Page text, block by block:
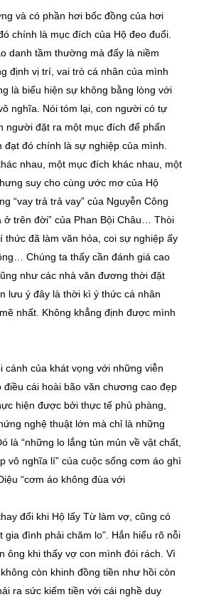
và có phần hơi bốc đồng của hơi
chính là mục đích của Hộ đeo đuổi.
danh tầm thường mà đấy là niềm
định vị trí, vai trò cá nhân của mình
là biểu hiện sự không bằng lòng với
nghĩa. Nói tóm lại, con người có tự
người đặt ra một mục đích để phấn
đó chính là sự nghiệp của mình.
nhau, một mục đích khác nhau, một
suy cho cùng ước mơ của Hộ
“vay trả trả vay” của Nguyễn Công
ở trên đời” của Phan Bội Châu… Thòi
thức đã làm văn hóa, coi sự nghiệp ấy
Chúng ta thấy cần đánh giá cao
như các nhà văn đương thời đặt
lưu ý đây là thời kì ý thức cá nhân
nhất. Không khẳng định được mình
cánh của khát vọng với những viễn
cái hoài bão văn chương cao đẹp
hiện được bởi thực tế phủ phàng,
nghệ thuật lớn mà chỉ là những
là “những lo lắng tủn mủn về vật chất,
vô nghĩa lí” của cuộc sống cơm áo ghì
“cơm áo không đùa với
đổi khi Hộ lấy Từ làm vợ, cũng có
gia đình phải chăm lo”. Hắn hiểu rõ nỗi
ông khi thấy vợ con mình đói rách. Vì
còn khinh đồng tiền như hồi còn
ra sức kiếm tiền với cái nghề duy